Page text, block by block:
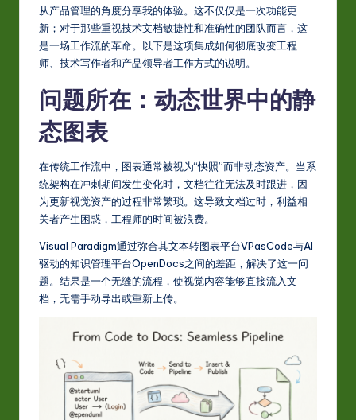
d
C
hi
从产品管理的角度分享我的体验。这不仅仅是一次功能更
新；对于那些重视技术文档敏捷性和准确性的团队而言，这
是一场工作流的革命。以下是这项集成如何彻底改变工程
师、技术写作者和产品领导者工作方式的说明。
问题所在：动态世界中的静
态图表
在传统工作流中，图表通常被视为“快照”而非动态资产。当系
统架构在冲刺期间发生变化时，文档往往无法及时跟进，因
为更新视觉资产的过程非常繁琐。这导致文档过时，利益相
关者产生困惑，工程师的时间被浪费。
Visual Paradigm通过弥合其文本转图表平台VPasCode与AI
驱动的知识管理平台OpenDocs之间的差距，解决了这一问
题。结果是一个无缝的流程，使视觉内容能够直接流入文
档，无需手动导出或重新上传。